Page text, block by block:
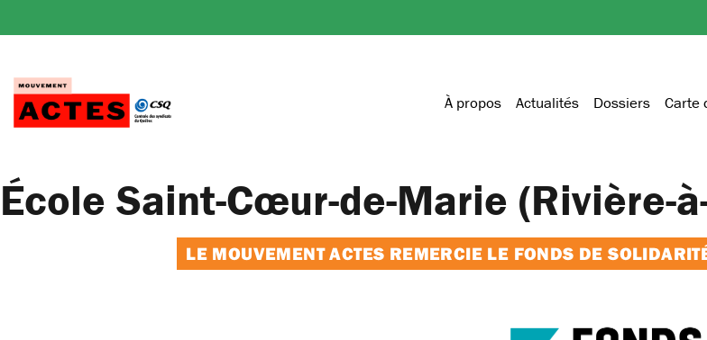
au
À propos Actualités Dossiers Carte
École Saint-Cœur-de-Marie (Rivière-
LE MOUVEMENT ACTES REMERCIE LE FONDS DE